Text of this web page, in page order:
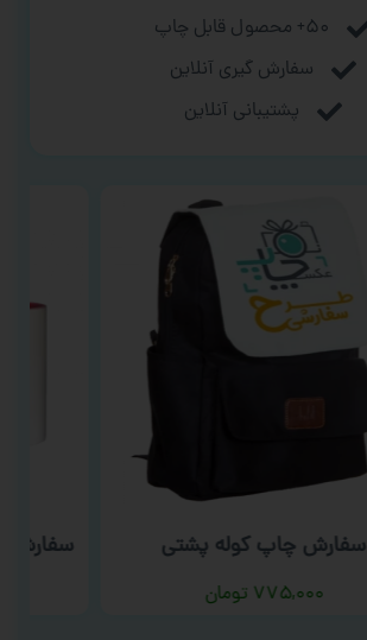
۵۰+ محصول قابل چاپ
سفارش گیری آنلاین
پشتیبانی آنلاین
سفارش چاپ کوله پشتی
۷۷۵,۰۰۰ تومان
سفارش